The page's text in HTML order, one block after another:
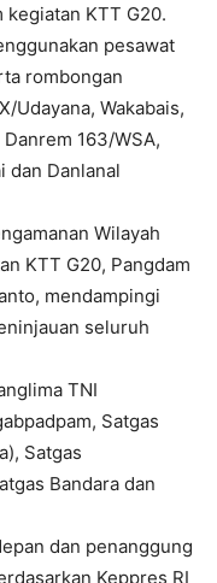
kegiatan KTT G20.
pesawat
rombongan
Udayana, Wakabais,
163/WSA,
dan Danlanal
Wilayah
KTT G20, Pangdam
mendampingi
seluruh
TNI
Satgas
Satgas
Bandara dan
dan penanggung
Keppres RI